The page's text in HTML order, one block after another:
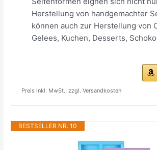
Herstellung von handgemachter
können auch zur Herstellung von
Gelees, Kuchen, Desserts,
Preis inkl. MwSt., zzgl. Versandkosten
BESTSELLER NR. 10